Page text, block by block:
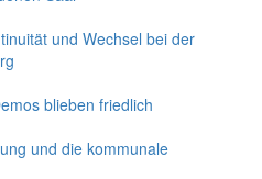
und Wechsel bei der
blieben friedlich
und die kommunale